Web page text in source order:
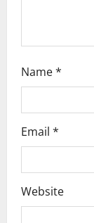
Name*
Email *
Website